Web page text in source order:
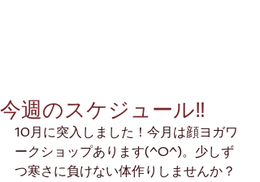
今週のスケジュール‼️
10月に突入しました！今月は顔ヨガワ
ークショップあります(^O^)。少しず
つ寒さに負けない体作りしませんか？